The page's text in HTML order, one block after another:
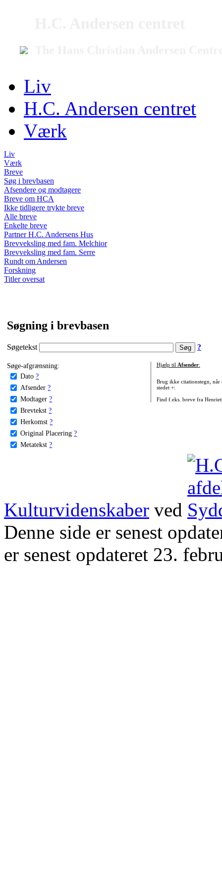
Liv
H.C. Andersen centret
Værk
Liv
Værk
Breve
Søg i brevbasen
Afsendere og modtagere
Breve om HCA
Ikke tidligere trykte breve
Alle breve
Enkelte breve
Partner H.C. Andersens Hus
Brevveksling med fam. Melchior
Brevveksling med fam. Serre
Rundt om Andersen
Forskning
Titler oversat
Søgning i brevbasen
Søgetekst ?
Søge-afgrænsning:
Dato ?
Afsender ?
Modtager ?
Brevtekst ?
Herkomst ?
Original Placering ?
Metatekst ?
Hjælp til Afsender:
Brug ikke citationstegn, når
stedet +:
Find f.eks. breve fra
Kulturvidenskaber ved
Denne side er senest
er senest opdateret 23.